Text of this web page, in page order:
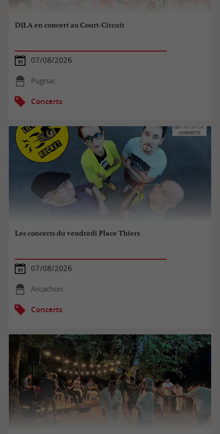
DILA en concert au Court-Circuit
07/08/2026
Pugnac
Concerts
Les concerts du vendredi Place Thiers
07/08/2026
Arcachon
Concerts